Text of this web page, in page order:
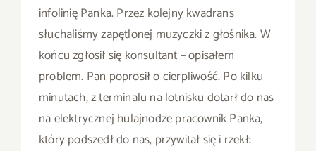
infolinię Panka. Przez kolejny kwadrans
słuchaliśmy zapętlonej muzyczki z głośnika. W
końcu zgłosił się konsultant – opisałem
problem. Pan poprosił o cierpliwość. Po kilku
minutach, z terminalu na lotnisku dotarł do nas
na elektrycznej hulajnodze pracownik Panka,
który podszedł do nas, przywitał się i rzekł: